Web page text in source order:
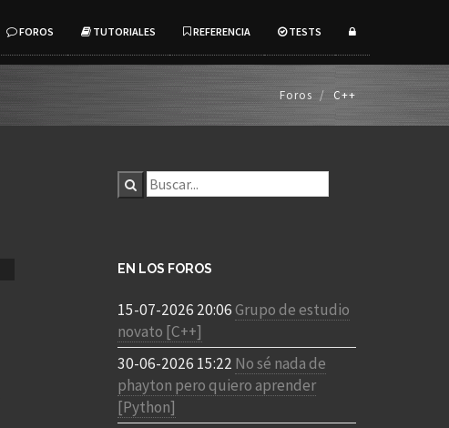
FOROS TUTORIALES REFERENCIA TESTS
Foros C++
EN LOS FOROS
15-07-2026 20:06Grupo de estudio
novato [C++]
30-06-2026 15:22 No sé nada de
phayton pero quiero aprender
[Python]